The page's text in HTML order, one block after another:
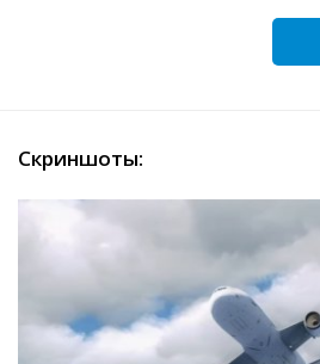
Скриншоты: